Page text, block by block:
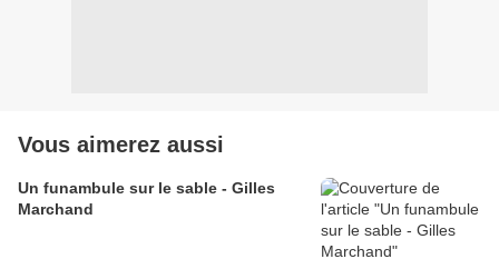
Vous aimerez aussi
Un funambule sur le sable - Gilles
Marchand